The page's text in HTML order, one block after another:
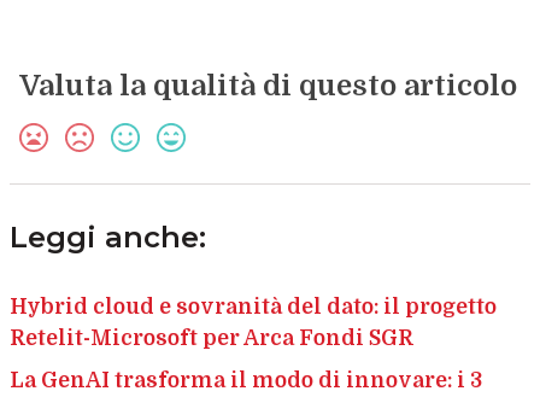
Valuta la qualità di questo articolo
Leggi anche:
Hybrid cloud e sovranità del dato: il progetto
Retelit-Microsoft per Arca Fondi SGR
La GenAI trasforma il modo di innovare: i 3